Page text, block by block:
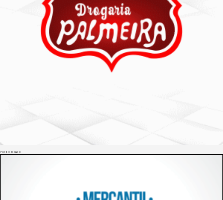
PUBLICIDADE